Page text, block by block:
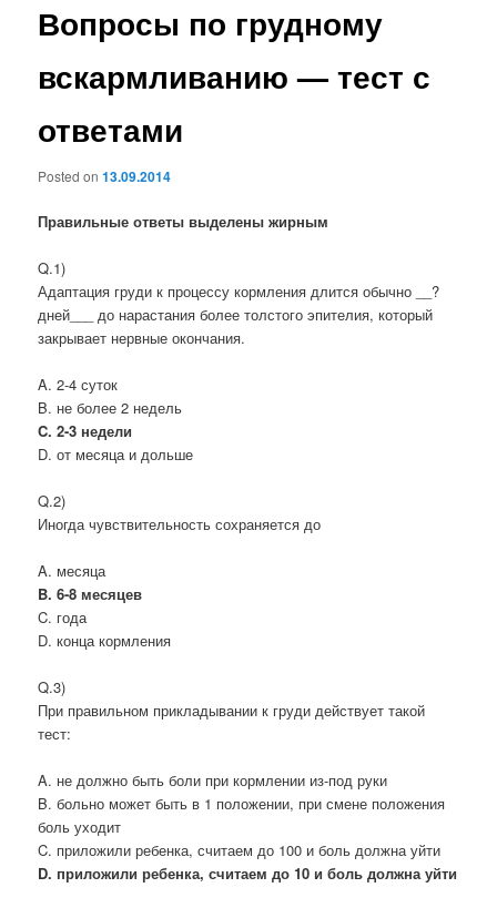
Вопросы по грудному
вскармливанию — тест с
ответами
Posted on13.09.2014
Правильные ответы выделены жирным
Q.1)
Адаптация груди к процессу кормления длится обычно __?
дней___ до нарастания более толстого эпителия, который
закрывает нервные окончания.
A. 2-4 суток
B. не более 2 недель
C. 2-3 недели
D. от месяца и дольше
Q.2)
Иногда чувствительность сохраняется до
A. месяца
B. 6-8 месяцев
C. года
D. конца кормления
Q.3)
При правильном прикладывании к груди действует такой
тест:
A. не должно быть боли при кормлении из-под руки
B. больно может быть в 1 положении, при смене положения
боль уходит
C. приложили ребенка, считаем до 100 и боль должна уйти
D. приложили ребенка, считаем до 10 и боль должна уйти